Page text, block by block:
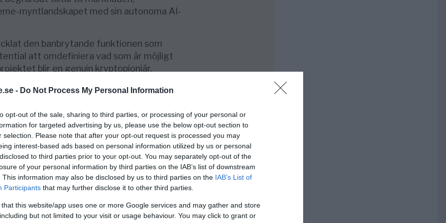
- Do Not Process My Personal Information
opt-out of the sale, sharing to third parties, or processing of your personal or
for targeted advertising by us, please use the below opt-out section to
selection. Please note that after your opt-out request is processed you may
interest-based ads based on personal information utilized by us or personal
to third parties prior to your opt-out. You may separately opt-out of the
of your personal information by third parties on the IAB’s list of downstream
This information may also be disclosed by us to third parties on the IAB’s List of
Participants that may further disclose it to other third parties.
that this website/app uses one or more Google services and may gather and store
but not limited to your visit or usage behaviour. You may click to grant or
myntlandskapet med sin autonoma AI-
den banbrytande funktionen som
att omdefiniera vad som är möjligt
blir en genuin kryptopionjär.
meme-mynt har Shiba Memu för avsikt att
som ser till att tekniken
och förbättrar sin effektivitet. Här
marknadsföring utan att man behöver
för att nå ut.
återspeglas i den banbrytande strategin i
in häpnadsväckande $2.4m på bara 9